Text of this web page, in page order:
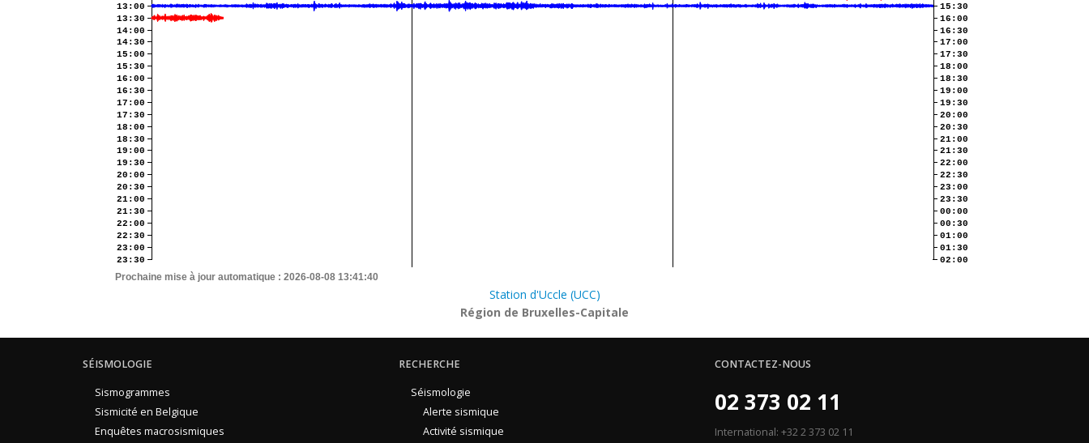
13:00
13:30
14:00
14:30
15:00
15:30
16:00
16:30
17:00
17:30
18:00
18:30
19:00
19:30
20:00
20:30
21:00
21:30
22:00
22:30
23:00
23:30
15:30
16:00
16:30
17:00
17:30
18:00
18:30
19:00
19:30
20:00
20:30
21:00
21:30
22:00
22:30
23:00
23:30
00:00
00:30
01:00
01:30
02:00
Prochaine mise à jour automatique : 2026-08-08 13:41:40
Station d'Uccle (UCC)
Région de Bruxelles-Capitale
SÉISMOLOGIE
Sismogrammes
Sismicité en Belgique
Enquêtes macrosismiques
RECHERCHE
Séismologie
Alerte sismique
Activité sismique
CONTACTEZ-NOUS
02 373 02 11
International: +32 2 373 02 11